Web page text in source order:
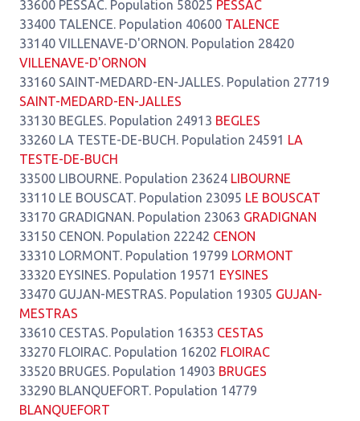
33600 PESSAC. Population 58025 PESSAC
33400 TALENCE. Population 40600 TALENCE
33140 VILLENAVE-D'ORNON. Population 28420
VILLENAVE-D'ORNON
33160 SAINT-MEDARD-EN-JALLES. Population 27719
SAINT-MEDARD-EN-JALLES
33130 BEGLES. Population 24913 BEGLES
33260 LA TESTE-DE-BUCH. Population 24591 LA
TESTE-DE-BUCH
33500 LIBOURNE. Population 23624 LIBOURNE
33110 LE BOUSCAT. Population 23095 LE BOUSCAT
33170 GRADIGNAN. Population 23063 GRADIGNAN
33150 CENON. Population 22242 CENON
33310 LORMONT. Population 19799 LORMONT
33320 EYSINES. Population 19571 EYSINES
33470 GUJAN-MESTRAS. Population 19305 GUJAN-
MESTRAS
33610 CESTAS. Population 16353 CESTAS
33270 FLOIRAC. Population 16202 FLOIRAC
33520 BRUGES. Population 14903 BRUGES
33290 BLANQUEFORT. Population 14779
BLANQUEFORT